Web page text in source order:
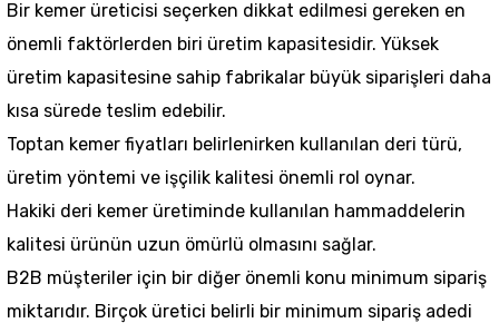
Bir kemer üreticisi seçerken dikkat edilmesi gereken en
önemli faktörlerden biri üretim kapasitesidir. Yüksek
üretim kapasitesine sahip fabrikalar büyük siparişleri daha
kısa sürede teslim edebilir.
Toptan kemer fiyatları belirlenirken kullanılan deri türü,
üretim yöntemi ve işçilik kalitesi önemli rol oynar.
Hakiki deri kemer üretiminde kullanılan hammaddelerin
kalitesi ürünün uzun ömürlü olmasını sağlar.
B2B müşteriler için bir diğer önemli konu minimum sipariş
miktarıdır. Birçok üretici belirli bir minimum sipariş adedi